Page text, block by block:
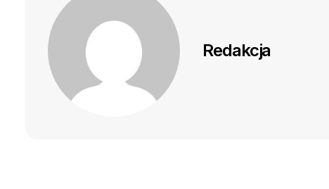
Redakcja